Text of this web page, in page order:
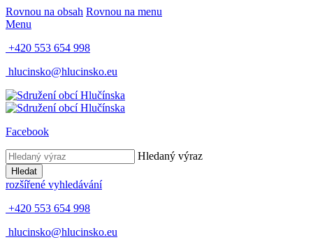
Rovnou na obsah Rovnou na menu
Menu
+420 553 654 998
hlucinsko@hlucinsko.eu
Facebook
Hledaný výraz
Hledat
rozšířené vyhledávání
+420 553 654 998
hlucinsko@hlucinsko.eu